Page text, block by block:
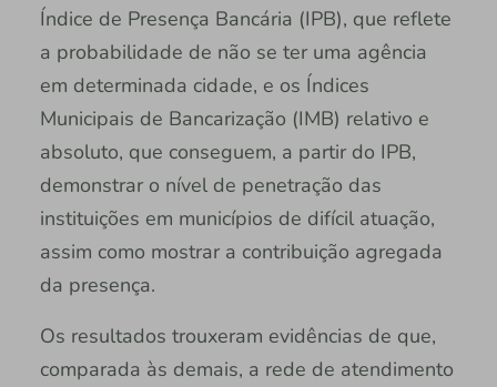
Índice de Presença Bancária (IPB), que reflete
a probabilidade de não se ter uma agência
em determinada cidade, e os Índices
Municipais de Bancarização (IMB) relativo e
absoluto, que conseguem, a partir do IPB,
demonstrar o nível de penetração das
instituições em municípios de difícil atuação,
assim como mostrar a contribuição agregada
da presença.
Os resultados trouxeram evidências de que,
comparada às demais, a rede de atendimento